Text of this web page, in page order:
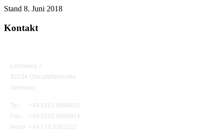
Stand 8. Juni 2018
Kontakt
Lilienweg 7
82234 Oberpfaffenhofen
Germany
Tel.:
+49 8153 9098815
Fax.:
+49 8153 9098814
Mobil: +49 179 5162222